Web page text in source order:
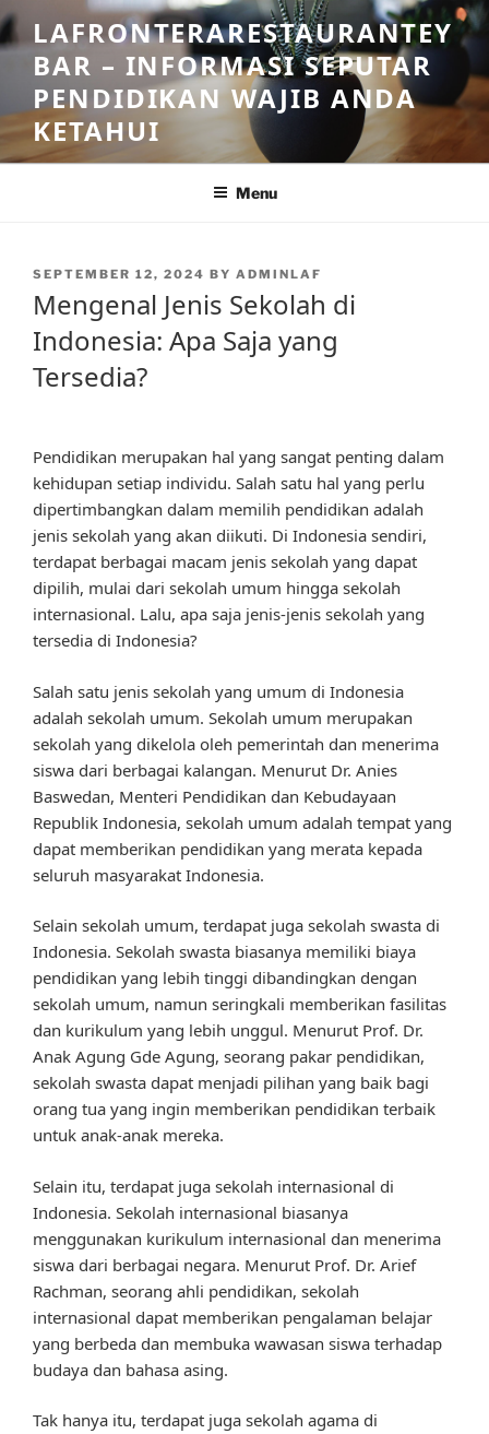
Skip
to
content
LAFRONTERARESTAURANTEY
BAR – INFORMASI SEPUTAR
PENDIDIKAN WAJIB ANDA
KETAHUI
Menu
POSTED
SEPTEMBER 12, 2024 BY ADMINLAF
Mengenal Jenis Sekolah di
Indonesia: Apa Saja yang
Tersedia?
Pendidikan merupakan hal yang sangat penting dalam
kehidupan setiap individu. Salah satu hal yang perlu
dipertimbangkan dalam memilih pendidikan adalah
jenis sekolah yang akan diikuti. Di Indonesia sendiri,
terdapat berbagai macam jenis sekolah yang dapat
dipilih, mulai dari sekolah umum hingga sekolah
internasional. Lalu, apa saja jenis-jenis sekolah yang
tersedia di Indonesia?
Salah satu jenis sekolah yang umum di Indonesia
adalah sekolah umum. Sekolah umum merupakan
sekolah yang dikelola oleh pemerintah dan menerima
siswa dari berbagai kalangan. Menurut Dr. Anies
Baswedan, Menteri Pendidikan dan Kebudayaan
Republik Indonesia, sekolah umum adalah tempat yang
dapat memberikan pendidikan yang merata kepada
seluruh masyarakat Indonesia.
Selain sekolah umum, terdapat juga sekolah swasta di
Indonesia. Sekolah swasta biasanya memiliki biaya
pendidikan yang lebih tinggi dibandingkan dengan
sekolah umum, namun seringkali memberikan fasilitas
dan kurikulum yang lebih unggul. Menurut Prof. Dr.
Anak Agung Gde Agung, seorang pakar pendidikan,
sekolah swasta dapat menjadi pilihan yang baik bagi
orang tua yang ingin memberikan pendidikan terbaik
untuk anak-anak mereka.
Selain itu, terdapat juga sekolah internasional di
Indonesia. Sekolah internasional biasanya
menggunakan kurikulum internasional dan menerima
siswa dari berbagai negara. Menurut Prof. Dr. Arief
Rachman, seorang ahli pendidikan, sekolah
internasional dapat memberikan pengalaman belajar
yang berbeda dan membuka wawasan siswa terhadap
budaya dan bahasa asing.
Tak hanya itu, terdapat juga sekolah agama di